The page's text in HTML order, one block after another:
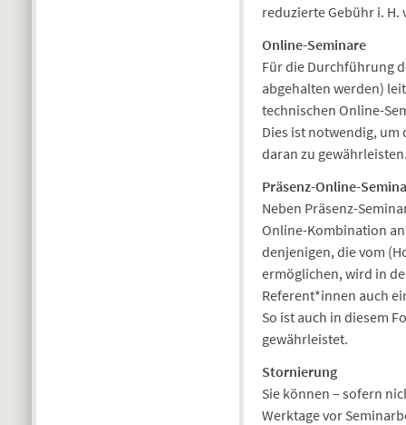
reduzierte Gebühr i.
Online-Seminare
Für die Durchführung
abgehalten werden)
technischen Online-
Dies ist notwendig, um
daran zu
Präsenz-Online-
Neben Präsenz-
Online-Kombination
denjenigen, die vom
ermöglichen, wird in
Referent*innen auch
So ist auch in diesem
gewährleistet.
Stornierung
Sie können – sofern
Werktage vor